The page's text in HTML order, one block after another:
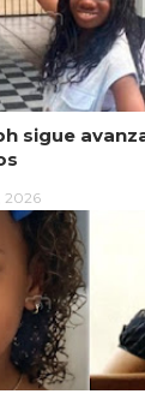
sigue
2026